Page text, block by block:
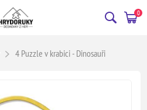
0
4 Puzzle v krabici - Dinosauři